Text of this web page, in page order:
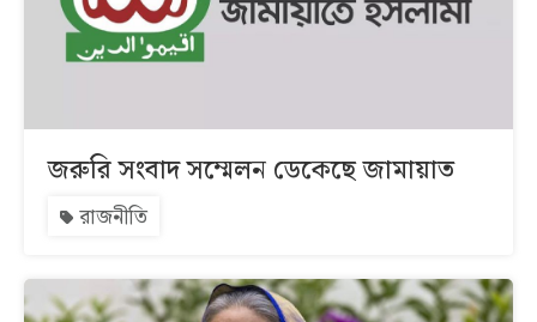
জরুরি সংবাদ সম্মেলন ডেকেছে জামায়াত
রাজনীতি